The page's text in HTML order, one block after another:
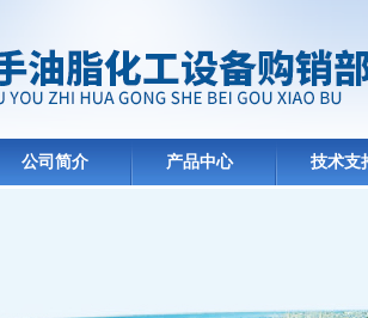
公司简介 产品中心 技术支